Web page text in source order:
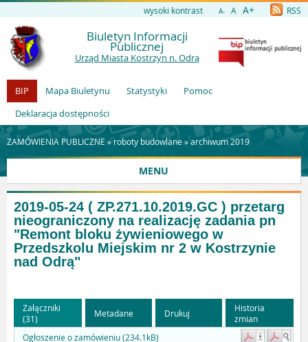
wysoki kontrast A- A A+ RSS
Biuletyn Informacji
Publicznej
Urząd Miasta Kostrzyn n. Odrą
BIP Mapa Biuletynu Statystyki
Pomoc
Deklaracja dostępności
ZAMÓWIENIA PUBLICZNE » roboty budowlane»archiwum 2019
MENU
2019-05-24 ( ZP.271.10.2019.GC ) przetarg
nieograniczony na realizację zadania pn
"Remont bloku żywieniowego w
Przedszkolu Miejskim nr 2 w Kostrzynie
nad Odrą"
Załączniki
(31)
Metadane Drukuj
Historia
zmian
Ogłoszenie o zamówieniu (234.1kB)